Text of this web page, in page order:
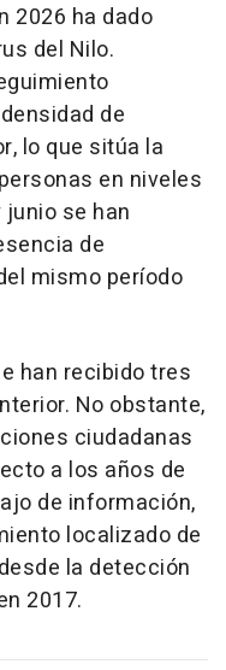
2026 ha dado
del Nilo.
de
lo que sitúa la
en niveles
se han
de
mismo período
han recibido tres
No obstante,
ciudadanas
a los años de
de información,
localizado de
la detección
2017.